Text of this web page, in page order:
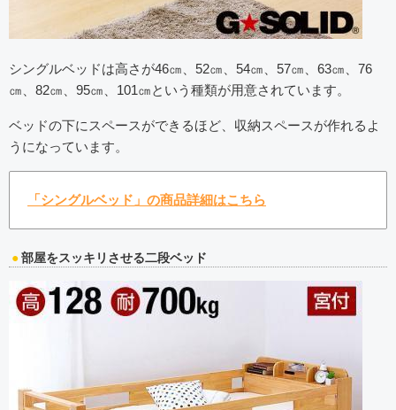
シングルベッドは高さが46㎝、52㎝、54㎝、57㎝、63㎝、76
㎝、82㎝、95㎝、101㎝という種類が用意されています。
ベッドの下にスペースができるほど、収納スペースが作れるよ
うになっています。
「シングルベッド」の商品詳細はこちら
部屋をスッキリさせる二段ベッド